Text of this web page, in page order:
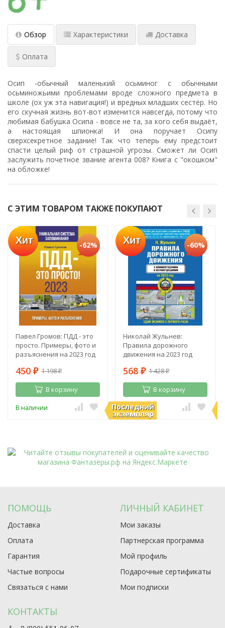
Обзор Характеристики Доставка
Оплата
Осип -обычный маленький осьминог с обычными
осьминожьими проблемами вроде сложного предмета в
школе (ох уж эта навигация!) и вредных младших сестёр. Но
его скучная жизнь вот-вот изменится навсегда, потому что
любимая бабушка Осипа - вовсе не та, за кого себя выдаёт,
а настоящая шпионка! И она поручает Осипу
сверхсекретное задание! Так что теперь ему предстоит
спасти целый риф от страшной угрозы. Сможет ли Осип
заслужить почетное звание агента 008? Книга с "окошком"
на обложке!
С ЭТИМ ТОВАРОМ ТАКЖЕ ПОКУПАЮТ
Хит -62%
Павел Громов: ПДД - это
просто. Примеры, фото и
разъяснения на 2023 год
450 ₽ 1 198₽
В корзину
В наличии
Хит
Последний
экземпляр
-60%
Николай Жульнев:
Правила дорожного
движения на 2023 год
568 ₽ 1 428₽
В корзину
В наличии
ПОМОЩЬ
Доставка
Оплата
Гарантия
Частые вопросы
Связаться с нами
ЛИЧНЫЙ КАБИНЕТ
Мои заказы
Партнерская программа
Мой профиль
Подарочные сертификаты
Мои подписки
КОНТАКТЫ